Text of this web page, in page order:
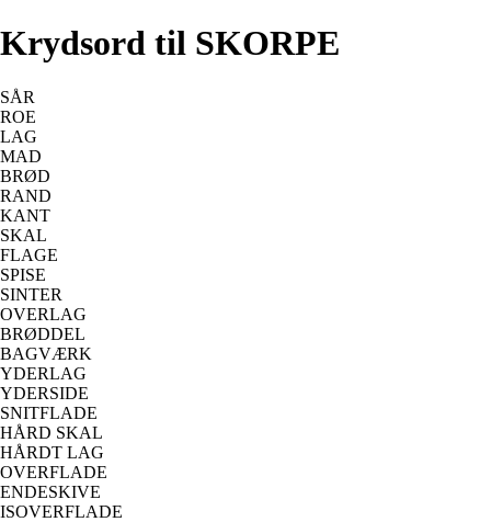
Krydsord til SKORPE
SÅR
ROE
LAG
MAD
BRØD
RAND
KANT
SKAL
FLAGE
SPISE
SINTER
OVERLAG
BRØDDEL
BAGVÆRK
YDERLAG
YDERSIDE
SNITFLADE
HÅRD SKAL
HÅRDT LAG
OVERFLADE
ENDESKIVE
ISOVERFLADE